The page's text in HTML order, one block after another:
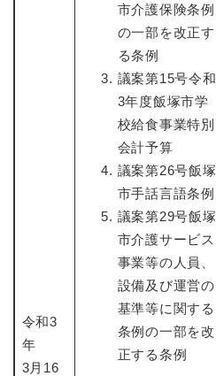
令和3
年
3月16
市介護保険条例
の一部を改正す
る条例
議案第15号令和
3年度飯塚市学
校給食事業特別
会計予算
議案第26号飯塚
市手話言語条例
議案第29号飯塚
市介護サービス
事業等の人員、
設備及び運営の
基準等に関する
条例の一部を改
正する条例